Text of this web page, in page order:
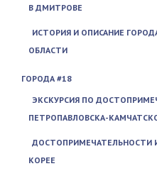
В ДМИТРОВЕ
ИСТОРИЯ И ОПИСАНИЕ
ОБЛАСТИ
ГОРОДА #18
ЭКСКУРСИЯ ПО
ПЕТРОПАВЛОВСКА-
ДОСТОПРИМЕЧАТЕЛЬНОСТИ
КОРЕЕ